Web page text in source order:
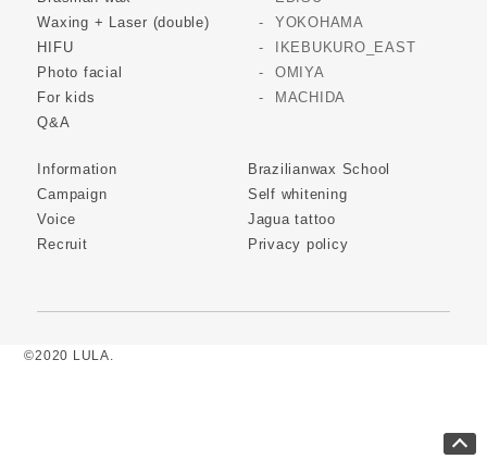
Waxing + Laser (double)
HIFU
Photo facial
For kids
Q&A
YOKOHAMA
IKEBUKURO_EAST
OMIYA
MACHIDA
Information
Campaign
Voice
Recruit
Brazilianwax School
Self whitening
Jagua tattoo
Privacy policy
©2020 LULA.